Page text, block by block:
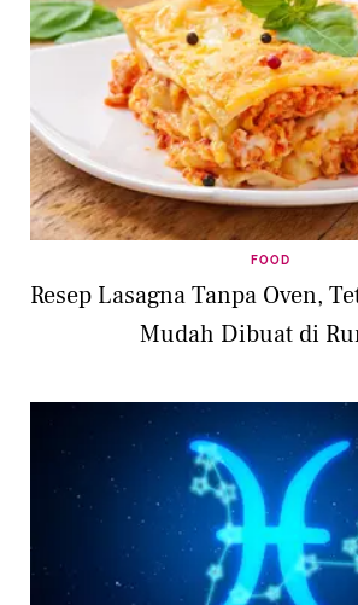
FOOD
Resep Lasagna Tanpa Oven,
Mudah Dibuat di